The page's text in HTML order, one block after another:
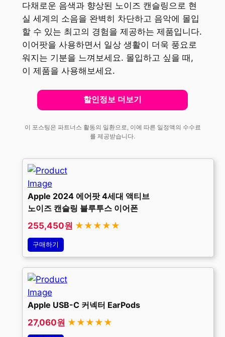
다채로운 음색과 향상된 노이즈 캔슬링으로 현
실 세계의 소음을 완벽히 차단하고 음악에 몰입
할 수 있는 최고의 경험을 제공하는 제품입니다.
이어팟을 사용하면서 일상 생활이 더욱 풍요로
워지는 기분을 느껴보세요. 몰입하고 싶을 때,
이 제품을 사용해보세요.
할인정보 더보기
이 포스팅은 파트너스 활동의 일환으로, 이에 따른 일정액의 수수료
를 제공받습니다.
Apple 2024 에어팟 4세대 액티브
노이즈 캔슬링 블루투스 이어폰
255,450원 ★★★★★
구매하기
Apple USB-C 커넥터 EarPods
27,060원 ★★★★★